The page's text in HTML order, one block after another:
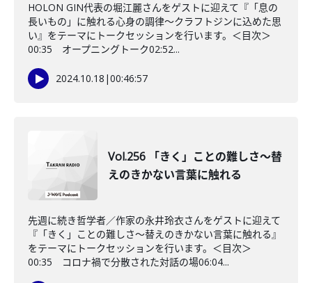
HOLON GIN代表の堀江麗さんをゲストに迎えて『「息の
長いもの」に触れる心身の調律～クラフトジンに込めた思
い』をテーマにトークセッションを行います。＜目次＞
00:35 オープニングトーク02:52...
2024.10.18 |00:46:57
Vol.256 「きく」ことの難しさ～替
えのきかない言葉に触れる
先週に続き哲学者／作家の永井玲衣さんをゲストに迎えて
『「きく」ことの難しさ～替えのきかない言葉に触れる』
をテーマにトークセッションを行います。＜目次＞
00:35 コロナ禍で分散された対話の場06:04...